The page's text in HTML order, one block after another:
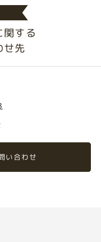
関する
せ先
い合わせ